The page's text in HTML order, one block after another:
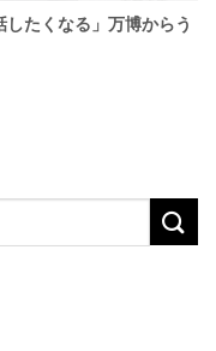
したくなる」万博からう